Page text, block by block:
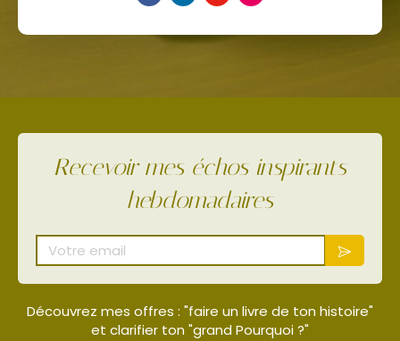
Recevoir mes échos inspirants
hebdomadaires
Votre email
Découvrez mes offres : "faire un livre de ton histoire"
et clarifier ton "grand Pourquoi ?"